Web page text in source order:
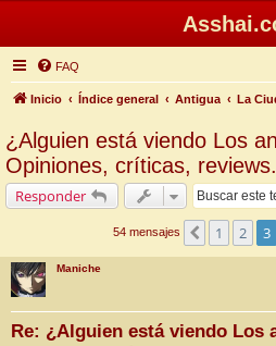
FAQ
Inicio Índice general Antigua La
¿Alguien está viendo Los
Opiniones, críticas, reviews.
Responder
54 mensajes Anterior
1 2 3
Maniche
Re: ¿Alguien está viendo Los